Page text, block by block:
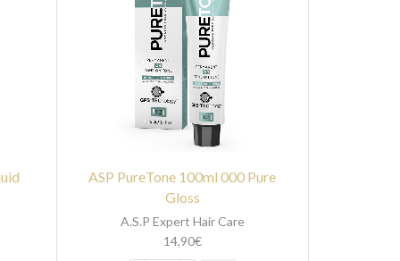
ASP PureTone 100ml 000 Pure
Gloss
A.S.P Expert Hair Care
14,90€